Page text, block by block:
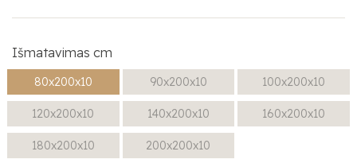
Išmatavimas cm
80x200x10 90x200x10 100x200x10
120x200x10 140x200x10 160x200x10
180x200x10 200x200x10